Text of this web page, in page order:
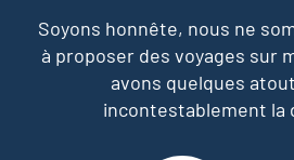
Soyons honnête, nous ne
à proposer des voyages sur
avons quelques
incontestablement la